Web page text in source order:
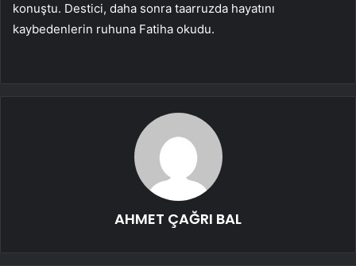
konuştu. Destici, daha sonra taarruzda hayatını
kaybedenlerin ruhuna Fatiha okudu.
AHMET ÇAĞRI BAL